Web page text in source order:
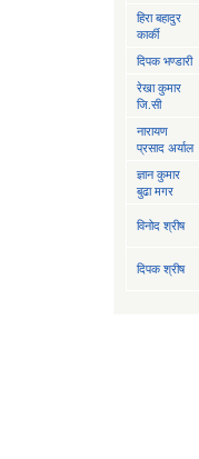
हिरा बहादुर
कार्की
दिपक भण्डारी
रेखा कुमार
जि.सी
नारायण
प्रसाद अर्याल
ज्ञान कुमार
बुढा मगर
विनोद श्रीष
दिपक श्रीष